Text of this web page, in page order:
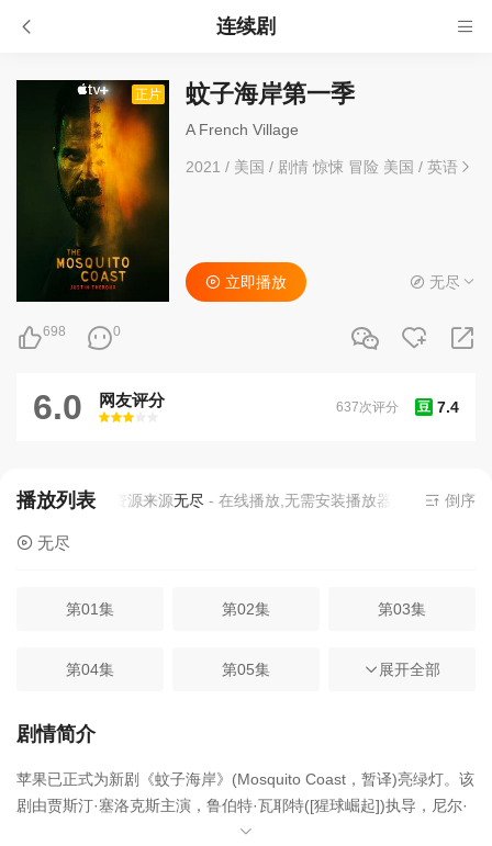
连续剧
正片 蚊子海岸第一季
A French Village
2021 / 美国 / 剧情 惊悚 冒险 美国/ 英语
698 0
立即播放 无尽
6.0 网友评分
很差
较差还行推荐力荐
豆 7.4
637次评分
播放列表当前资源来源无尽- 在线播放,无需安装播放器 倒序
无尽
第01集 第02集 第03集
第04集 第05集 第06集
第07集
展开全部
剧情简介
苹果已正式为新剧《蚊子海岸》(Mosquito Coast，暂译)亮绿灯。该
剧由贾斯汀·塞洛克斯主演，鲁伯特·瓦耶特([猩球崛起])执导，尼尔·
克洛斯(《路德》)担任创剧人。该剧根据贾斯汀的舅舅保罗·塞洛克